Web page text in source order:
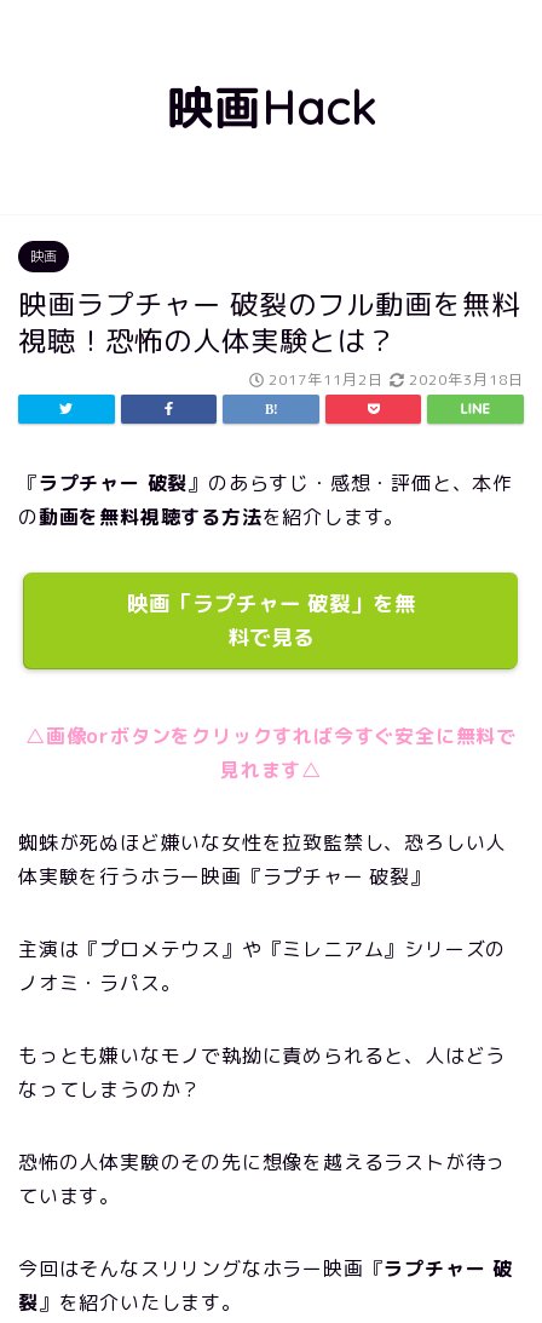
映画Hack
映画
映画ラプチャー 破裂のフル動画を無料
視聴！恐怖の人体実験とは？
2017年11月2日 2020年3月18日
『ラプチャー 破裂』のあらすじ・感想・評価と、本作
の動画を無料視聴する方法を紹介します。
映画「ラプチャー 破裂」を無
料で見る
△画像orボタンをクリックすれば今すぐ安全に無料で
見れます△
蜘蛛が死ぬほど嫌いな女性を拉致監禁し、恐ろしい人
体実験を行うホラー映画『ラプチャー 破裂』
主演は『プロメテウス』や『ミレニアム』シリーズの
ノオミ・ラパス。
もっとも嫌いなモノで執拗に責められると、人はどう
なってしまうのか？
恐怖の人体実験のその先に想像を越えるラストが待っ
ています。
今回はそんなスリリングなホラー映画『ラプチャー 破
裂』を紹介いたします。